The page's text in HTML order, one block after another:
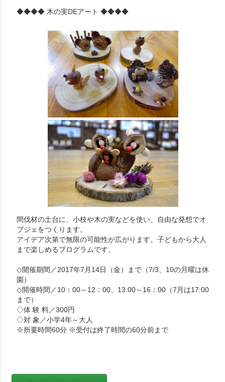
◆◆◆◆ 木の実DEアート ◆◆◆◆
間伐材の土台に、小枝や木の実などを使い、自由な発想でオ
ブジェをつくります。
アイデア次第で無限の可能性が広がります。子どもから大人
まで楽しめるプログラムです。
◇開催期間／2017年7月14日（金）まで（7/3、10の月曜は休
園）
◇開催時間／10：00～12：00、13:00～16：00（7月は17:00
まで）
◇体 験 料／300円
◇対 象／小学4年～大人
※所要時間60分 ※受付は終了時間の60分前まで